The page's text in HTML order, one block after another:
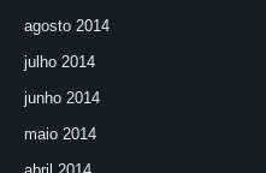
agosto 2014
julho 2014
junho 2014
maio 2014